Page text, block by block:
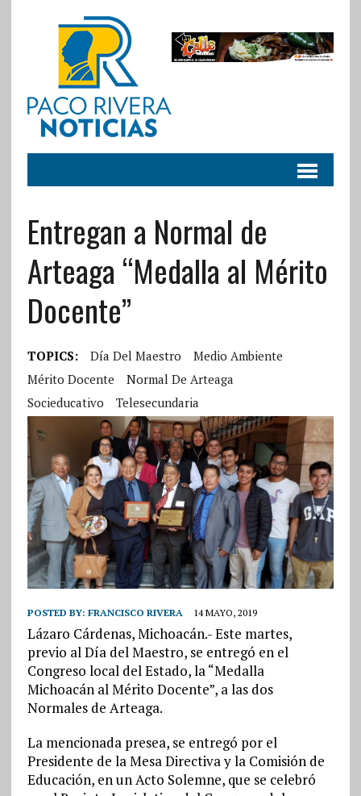
Entregan a Normal de
Arteaga “Medalla al Mérito
Docente”
TOPICS: Día Del Maestro
Medio Ambiente
Mérito Docente
Normal De Arteaga
Socieducativo
Telesecundaria
POSTED BY: FRANCISCO RIVERA 14 MAYO, 2019
Lázaro Cárdenas, Michoacán.- Este martes,
previo al Día del Maestro, se entregó en el
Congreso local del Estado, la “Medalla
Michoacán al Mérito Docente”, a las dos
Normales de Arteaga.
La mencionada presea, se entregó por el
Presidente de la Mesa Directiva y la Comisión de
Educación, en un Acto Solemne, que se celebró